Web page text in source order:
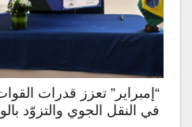
“إمبراير” تعزز قدرات
في النقل الجوي والتزوّد